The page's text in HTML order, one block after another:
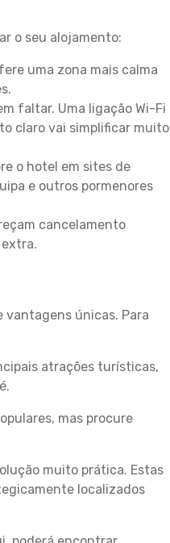
o seu alojamento:
uma zona mais calma
faltar. Uma ligação Wi-Fi
claro vai simplificar muito
o hotel em sites de
e outros pormenores
cancelamento
vantagens únicas. Para
atrações turísticas,
mas procure
muito prática. Estas
localizados